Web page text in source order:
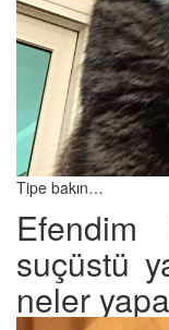
Tipe bakın…
suçüstü
neler